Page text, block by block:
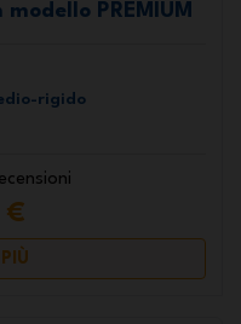
PREMIUM
rigido
€